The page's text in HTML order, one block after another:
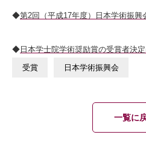
◆第2回（平成17年度）日本学術振興
◆ 日本学士院学術奨励賞の受賞者決
受賞 日本学術振興会
一覧に